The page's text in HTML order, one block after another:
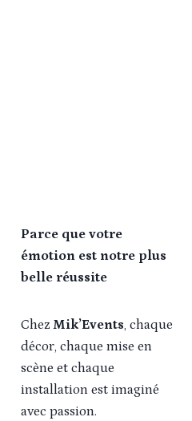
Parce que votre
émotion est notre plus
belle réussite
Chez Mik’Events, chaque
décor, chaque mise en
scène et chaque
installation est imaginé
avec passion.